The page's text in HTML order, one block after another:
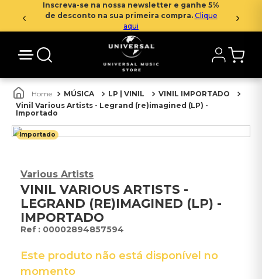
Inscreva-se na nossa newsletter e ganhe 5%
de desconto na sua primeira compra. Clique
aqui
MÚSICA LP | VINIL
VINIL IMPORTADO
Vinil Various Artists - Legrand (re)imagined (LP) -
Importado
Importado
Various Artists
VINIL VARIOUS ARTISTS -
LEGRAND (RE)IMAGINED (LP) -
IMPORTADO
: 00002894857594
Este produto não está disponível no
momento